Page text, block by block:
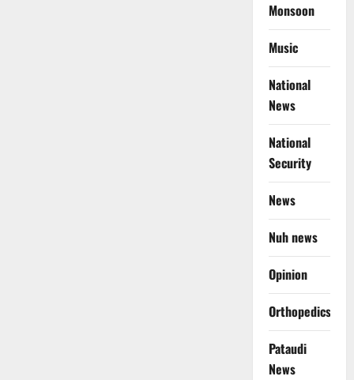
Monsoon
Music
National
News
National
Security
News
Nuh news
Opinion
Orthopedics
Pataudi
News